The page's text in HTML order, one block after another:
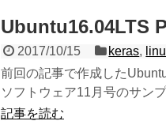
Ubuntu16.04LTS
2017/10/15 keras,
前回の記事で作成した
ソフトウェア11月号のサン
記事を読む